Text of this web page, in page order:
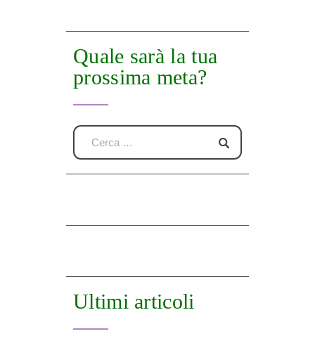
Quale sarà la tua
prossima meta?
Ultimi articoli